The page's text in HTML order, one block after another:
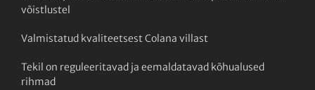
võistlustel
Valmistatud kvaliteetsest Colana villast
Tekil on reguleeritavad ja eemaldatavad kõhualused
rihmad